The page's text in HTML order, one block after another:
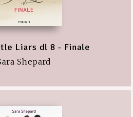
Liars dl 8 - Finale
Shepard